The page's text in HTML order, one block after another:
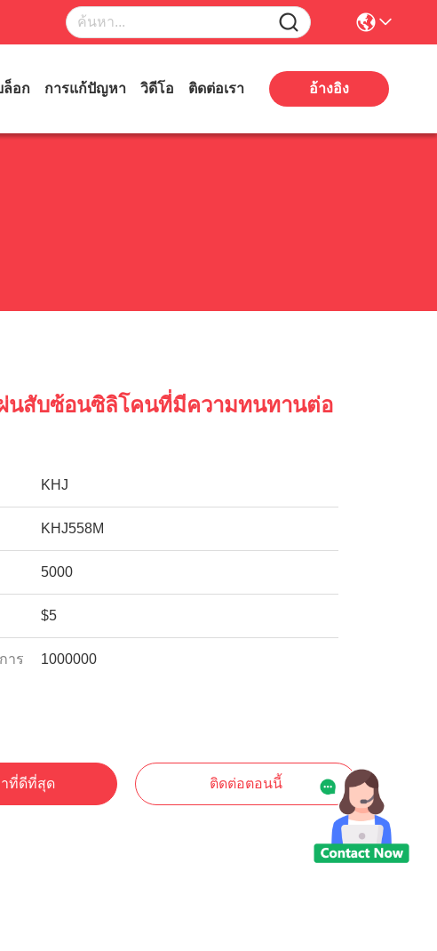
ล็อก การแก้ปัญหา วิดีโอ ติดต่อเรา อ้างอิง
นสับซ้อนซิลิโคนที่มีความทนทานต่อ
KHJ
KHJ558M
5000
$5
าร
1000000
ที่ดีที่สุด ติดต่อตอนนี้